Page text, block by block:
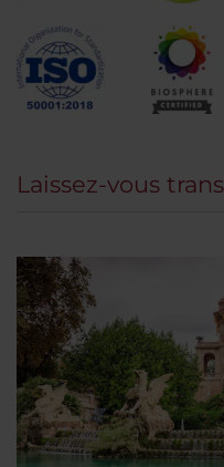
Laissez-vous